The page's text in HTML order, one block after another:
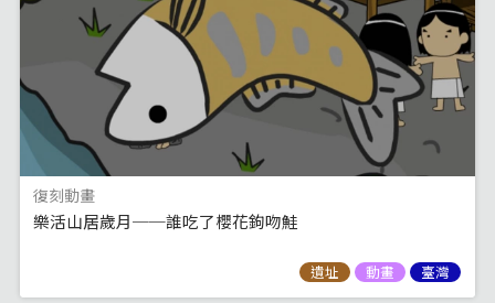
復刻動畫
樂活山居歲月──誰吃了櫻花鉤吻鮭
遺址 動畫 臺灣